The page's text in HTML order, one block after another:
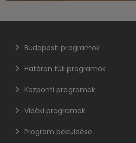
Budapesti programok
Határon túli programok
Központi programok
Vidéki programok
Program beküldése